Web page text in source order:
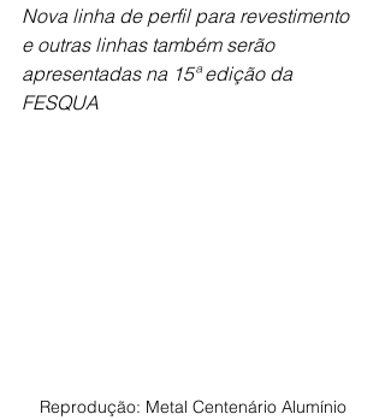
Nova linha de perfil para revestimento
e outras linhas também serão
apresentadas na 15ª edição da
FESQUA
Reprodução: Metal Centenário Alumínio